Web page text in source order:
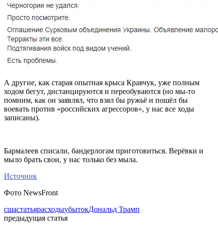
А другие, как старая опытная крыса Кравчук, уже полным
ходом бегут, дистанцируются и переобуваются (но мы-то
помним, как он заявлял, что взял бы ружьё и пошёл бы
воевать против «российских агрессоров», у нас все ходы
записаны).
Бармалеев списали, бандерлогам приготовиться. Верёвки и
мыло брать свои, у нас только без мыла.
Источник
Фото NewsFront
сшастатьярасходыубытокДональд Трамп
предыдущая статья